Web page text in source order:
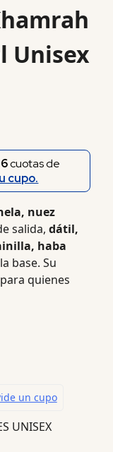
Unisex
6cuotas de
cupo.
nuez
salida, dátil,
haba
base. Su
quienes
UNISEX